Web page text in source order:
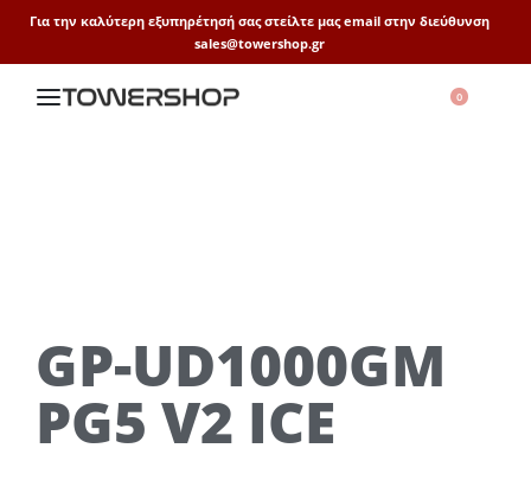
Για την καλύτερη εξυπηρέτησή σας στείλτε μας email στην διεύθυνση
sales@towershop.gr
0
GP-UD1000GM
PG5 V2 ICE